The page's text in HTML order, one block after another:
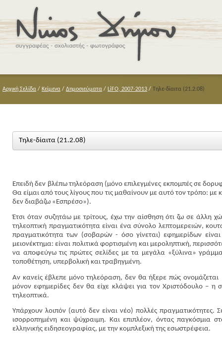
Αρχική Σελίδα / Κείμενα / Δημοσιεύματα / LiFO, 2007-2013 / Τηλε-δίαιτα (21.2.08)
Τηλε-δίαιτα (21.2.08)
Επειδή δεν βλέπω τηλεόραση (μόνο επιλεγμένες εκπομπές σε
Θα είμαι από τους λίγους που τις μαθαίνουν με αυτό τον τρόπο:
δεν διαβάζω «Εσπρέσο»).
Έτσι όταν συζητάω με τρίτους, έχω την αίσθηση ότι ζω σε άλλη
τηλεοπτική πραγματικότητα είναι ένα σύνολο λεπτομερειών,
πραγματικότητα των (σοβαρών - όσο γίνεται) εφημερίδων
μειονέκτημα: είναι πολιτικά φορτισμένη και μεροληπτική,
να αποφεύγω τις πρώτες σελίδες με τα μεγάλα «ξύλινα»
τοποθέτηση, υπερβολική και τραβηγμένη.
Αν κανείς έβλεπε μόνο τηλεόραση, δεν θα ήξερε πώς ονομάζεται
μόνον εφημερίδες δεν θα είχε κλάψει για τον Χριστόδουλο –
τηλεοπτικά.
Υπάρχουν λοιπόν (αυτό δεν είναι νέο) πολλές πραγματικότητες.
ισορροπημένη και ψύχραιμη. Και επιπλέον, όντας παγκόσμια
ελληνικής ειδησεογραφίας, με την κομπλεξική της εσωστρέφεια.